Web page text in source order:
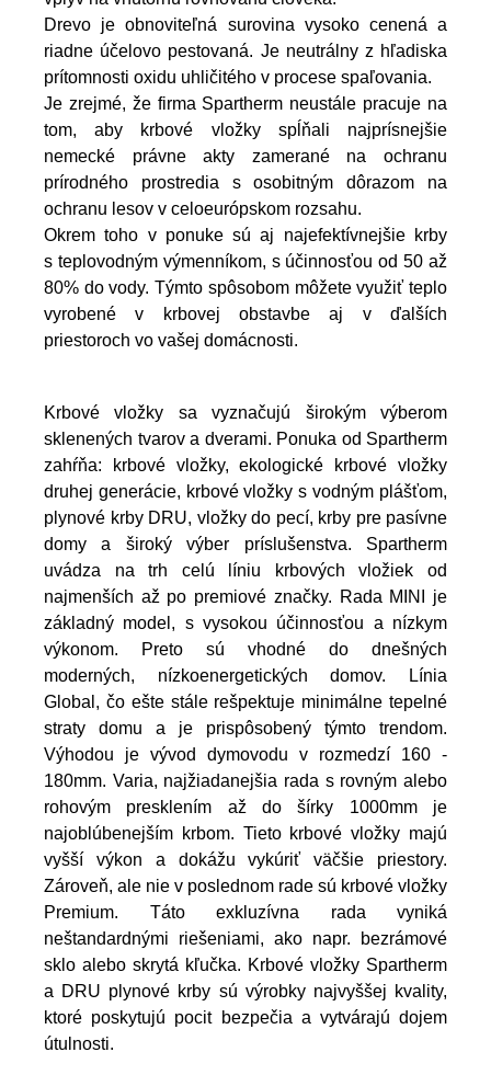
Drevo je obnoviteľná surovina vysoko cenená a
riadne účelovo pestovaná. Je neutrálny z hľadiska
prítomnosti oxidu uhličitého v procese spaľovania.
Je zrejmé, že firma Spartherm neustále pracuje na
tom, aby krbové vložky spĺňali najprísnejšie
nemecké právne akty zamerané na ochranu
prírodného prostredia s osobitným dôrazom na
ochranu lesov v celoeurópskom rozsahu.
Okrem toho v ponuke sú aj najefektívnejšie krby
s teplovodným výmenníkom, s účinnosťou od 50 až
80% do vody. Týmto spôsobom môžete využiť teplo
vyrobené v krbovej obstavbe aj v ďalších
priestoroch vo vašej domácnosti.
Krbové vložky sa vyznačujú širokým výberom
sklenených tvarov a dverami. Ponuka od Spartherm
zahŕňa: krbové vložky, ekologické krbové vložky
druhej generácie, krbové vložky s vodným plášťom,
plynové krby DRU, vložky do pecí, krby pre pasívne
domy a široký výber príslušenstva. Spartherm
uvádza na trh celú líniu krbových vložiek od
najmenších až po premiové značky. Rada MINI je
základný model, s vysokou účinnosťou a nízkym
výkonom. Preto sú vhodné do dnešných
moderných, nízkoenergetických domov. Línia
Global, čo ešte stále rešpektuje minimálne tepelné
straty domu a je prispôsobený týmto trendom.
Výhodou je vývod dymovodu v rozmedzí 160 -
180mm. Varia, najžiadanejšia rada s rovným alebo
rohovým presklením až do šírky 1000mm je
najoblúbenejším krbom. Tieto krbové vložky majú
vyšší výkon a dokážu vykúriť väčšie priestory.
Zároveň, ale nie v poslednom rade sú krbové vložky
Premium. Táto exkluzívna rada vyniká
neštandardnými riešeniami, ako napr. bezrámové
sklo alebo skrytá kľučka. Krbové vložky Spartherm
a DRU plynové krby sú výrobky najvyššej kvality,
ktoré poskytujú pocit bezpečia a vytvárajú dojem
útulnosti.